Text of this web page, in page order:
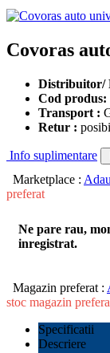
Covoras
Distribuitor/
Cod produs:
Transport :
Retur :
Info suplimentare
Marketplace :
preferat
Ne pare rau,
inregistrat.
Magazin preferat :
stoc magazin
Specificatii
Descriere